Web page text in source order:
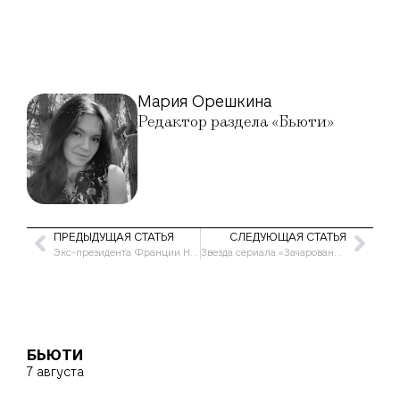
Мария Орешкина
Редактор раздела «Бьюти»
ПРЕДЫДУЩАЯ СТАТЬЯ
Экс-президента Франции Николя Саркози приговорили к 5 годам тюрьмы
СЛЕДУЮЩАЯ СТАТЬЯ
Звезда сериала «Зачарованные» Алисса Милано второй раз удалила грудные импланты
БЬЮТИ
7 августа